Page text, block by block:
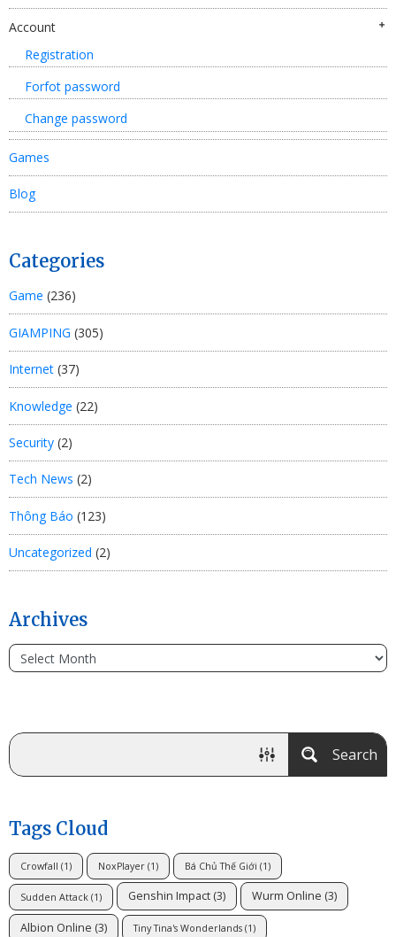
Account
Registration
Forfot password
Change password
Games
Blog
Categories
Game (236)
GIAMPING (305)
Internet (37)
Knowledge (22)
Security (2)
Tech News (2)
Thông Báo (123)
Uncategorized (2)
Archives
Search
Tags Cloud
Crowfall (1) NoxPlayer (1) Bá Chủ Thế Giới (1)
Sudden Attack (1) Genshin Impact (3) Wurm Online (3)
Albion Online (3) Tiny Tina's Wonderlands (1)